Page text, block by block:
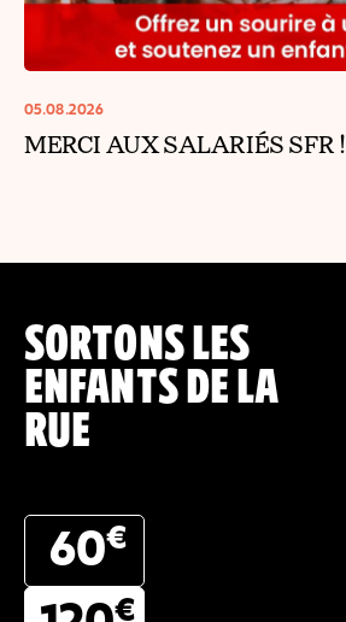
05.08.2026
MERCI AUX SALARIÉS SFR !
SORTONS LES
ENFANTS DE LA
RUE
60€
€